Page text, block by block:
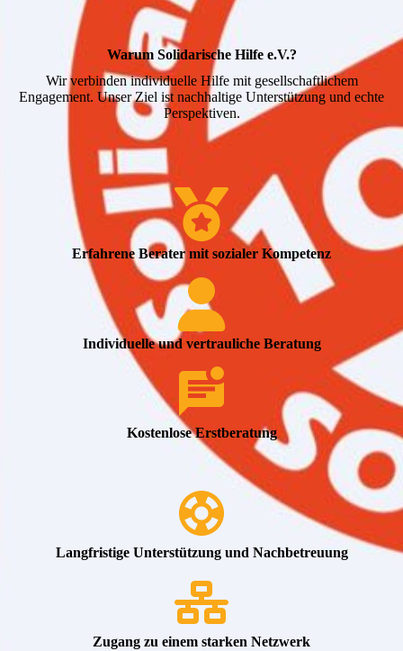
Warum Solidarische Hilfe e.V.?
Wir verbinden individuelle Hilfe mit gesellschaftlichem
Engagement. Unser Ziel ist nachhaltige Unterstützung und echte
Perspektiven.
Erfahrene Berater mit sozialer Kompetenz
Individuelle und vertrauliche Beratung
Kostenlose Erstberatung
Langfristige Unterstützung und Nachbetreuung
Zugang zu einem starken Netzwerk